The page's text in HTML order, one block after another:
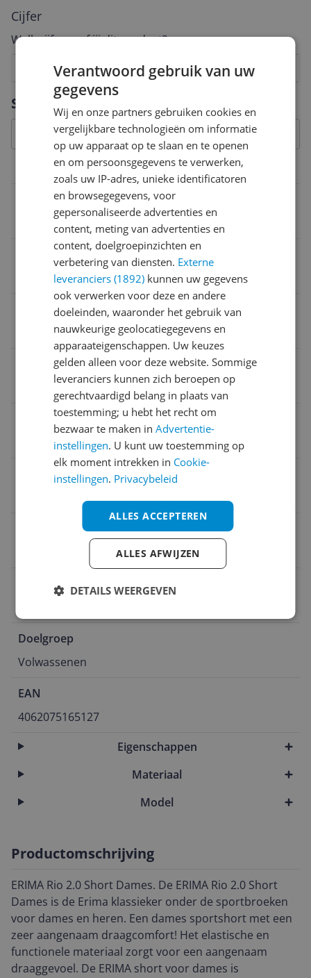
Specificaties
Overige kenmerken
Seizoenscollectie
Never out of stock
Sportcompetities
Geen sportcompetitie
Sportkledingopties
Voetbal
Kledingmaat
Kledingmodel
Maatadvies
Doelgroep
Volwassenen
EAN
4062075165127
Eigenschappen
Materiaal
Model
Productomschrijving
ERIMA Rio 2.0 Short Dames. De ERIMA Rio 2.0 Short
Dames is de Erima klassieker onder de sportbroeken
voor dames en heren. Een dames sportshort met een
zeer aangenaam draagcomfort! Het elastische en
functionele materiaal zorgt voor een aangenaam
draaggevoel. De ERIMA short voor dames is
Cijfer
Welk cijfer geef jij dit product?
9
8
7
6
5
4
3
2
Verantwoord gebruik van uw
gegevens
Wij en onze partners gebruiken cookies en
vergelijkbare technologieën om informatie
op uw apparaat op te slaan en te openen
en om persoonsgegevens te verwerken,
zoals uw IP-adres, unieke identificatoren
en browsegegevens, voor
gepersonaliseerde advertenties en
content, meting van advertenties en
content, doelgroepinzichten en
verbetering van diensten. Externe
leveranciers (1892) kunnen uw gegevens
ook verwerken voor deze en andere
doeleinden, waaronder het gebruik van
nauwkeurige geolocatiegegevens en
apparaateigenschappen. Uw keuzes
gelden alleen voor deze website. Sommige
leveranciers kunnen zich beroepen op
gerechtvaardigd belang in plaats van
toestemming; u hebt het recht om
bezwaar te maken inAdvertentie-
instellingen. U kunt uw toestemming op
elk moment intrekken in Cookie-
instellingen. Privacybeleid
ALLES ACCEPTEREN
ALLES AFWIJZEN
DETAILS WEERGEVEN